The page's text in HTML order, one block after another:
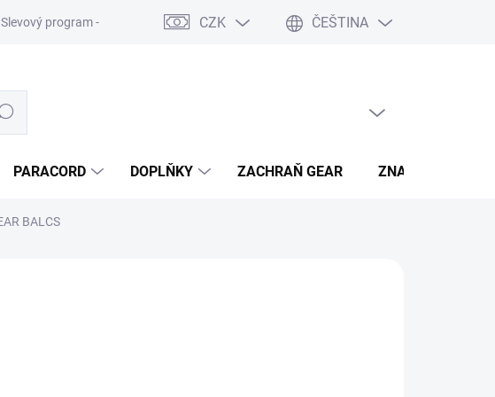
Slevový program - výhody CZK ČEŠTINA
PARACORD DOPLŇKY ZACHRAŇ GEAR ZNAČKY
BALCS